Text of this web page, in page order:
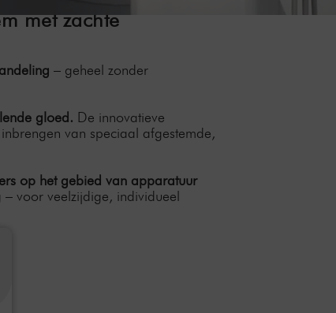
met zachte
– geheel zonder
gloed. De innovatieve
van speciaal afgestemde,
op het gebied van apparatuur
voor veelzijdige, individueel